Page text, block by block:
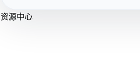
资源中心